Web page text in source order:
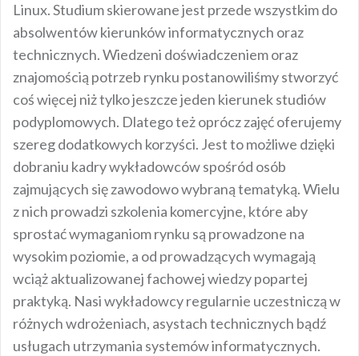
Linux. Studium skierowane jest przede wszystkim do
absolwentów kierunków informatycznych oraz
technicznych. Wiedzeni doświadczeniem oraz
znajomością potrzeb rynku postanowiliśmy stworzyć
coś więcej niż tylko jeszcze jeden kierunek studiów
podyplomowych. Dlatego też oprócz zajęć oferujemy
szereg dodatkowych korzyści. Jest to możliwe dzięki
dobraniu kadry wykładowców spośród osób
zajmujących się zawodowo wybraną tematyką. Wielu
z nich prowadzi szkolenia komercyjne, które aby
sprostać wymaganiom rynku są prowadzone na
wysokim poziomie, a od prowadzących wymagają
wciąż aktualizowanej fachowej wiedzy popartej
praktyką. Nasi wykładowcy regularnie uczestniczą w
różnych wdrożeniach, asystach technicznych bądź
usługach utrzymania systemów informatycznych.